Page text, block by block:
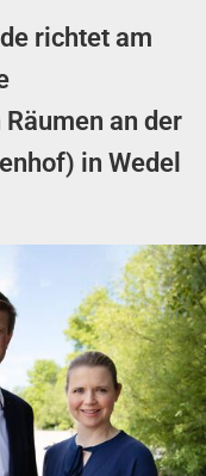
richtet am
an der
in Wedel